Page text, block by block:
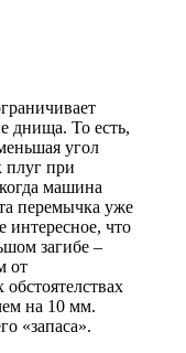
днища. То есть,
угол
плуг при
машина
перемычка уже
интересное, что
загибе –
от
на 10 мм.
«запаса».